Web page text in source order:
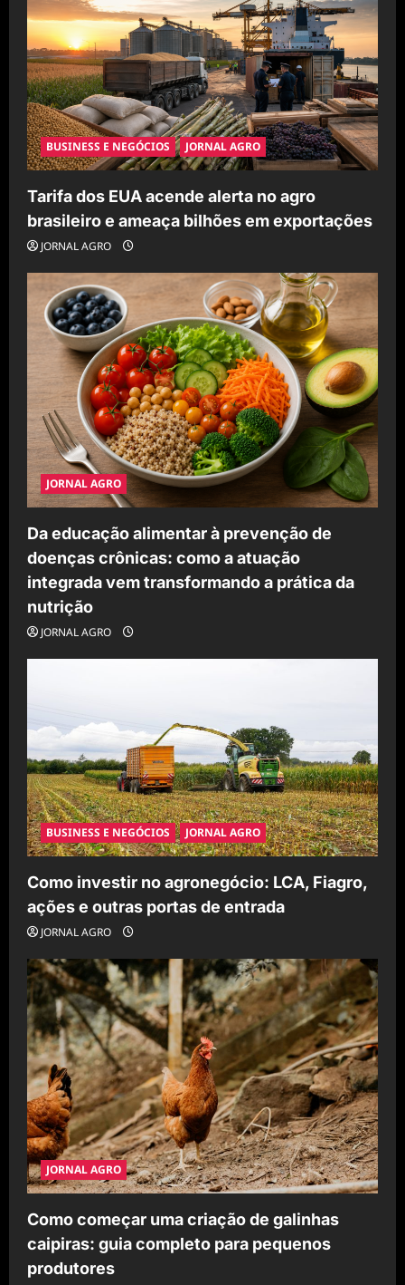
BUSINESS E NEGÓCIOS JORNAL AGRO
Tarifa dos EUA acende alerta no agro
brasileiro e ameaça bilhões em exportações
JORNAL AGRO
JORNAL AGRO
Da educação alimentar à prevenção de
doenças crônicas: como a atuação
integrada vem transformando a prática da
nutrição
JORNAL AGRO
BUSINESS E NEGÓCIOS JORNAL AGRO
Como investir no agronegócio: LCA, Fiagro,
ações e outras portas de entrada
JORNAL AGRO
JORNAL AGRO
Como começar uma criação de galinhas
caipiras: guia completo para pequenos
produtores